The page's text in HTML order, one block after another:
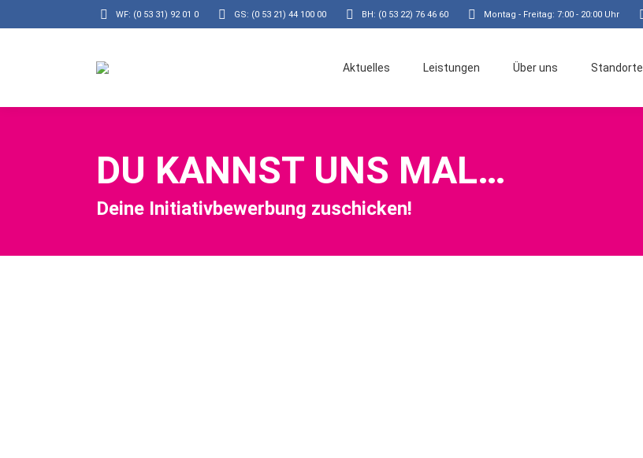
WF: (0 53 31) 92 01 0 GS: (0 53 21) 44 100 00 BH: (0 53 22) 76 46 60 Montag - Freitag: 7:00 - 20:00 Uhr
Aktuelles Leistungen Über uns Standorte
DU KANNST UNS MAL…
Deine Initiativbewerbung zuschicken!